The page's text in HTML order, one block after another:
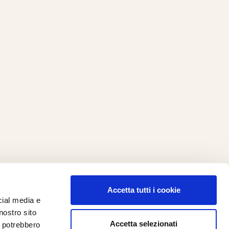
media e
sito
Accetta tutti i cookie
Accetta selezionati
162 srl